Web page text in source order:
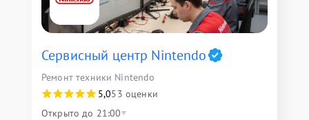
Сервисный центр Nintendo
Ремонт техники Nintendo
5,053 оценки
Открыто до 21:00